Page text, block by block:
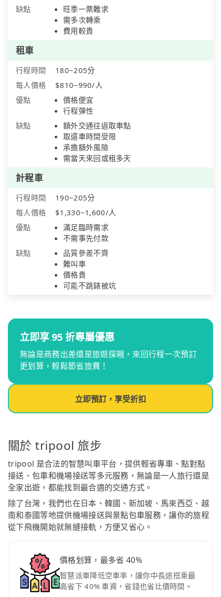
缺點
旺季一票難求
需多次轉乘
費用較貴
租車
行程時間
180~205分
每人價格
$810~990/人
優點
價格便宜
行程彈性
缺點
額外交通往返取車點
取還車時間受限
承擔額外風險
需當天來回或租多天
計程車
行程時間
190~205分
每人價格
$1,330~1,600/人
優點
滿足臨時需求
不需事先付款
缺點
品質參差不齊
難叫車
價格貴
可能不跳錶被坑
立即享 95 折專屬優惠
無論是商務出差還是旅遊探親，來回行程一次預訂
更划算，輕鬆節省旅費！
立即預訂，享受折扣
關於 tripool 旅步
tripool 是合法的智慧叫車平台，提供輕省專車、點對點
接送、包車和機場接送等多元服務，無論是一人旅行還是
全家出遊，都能找到最合適的交通方式。
除了台灣，我們也在日本、韓國、新加坡、馬來西亞、越
南和泰國等地提供機場接送與景點包車服務，讓你的旅程
從下飛機開始就無縫接軌，方便又省心。
價格划算，最多省 40%
智慧派車降低空車率，讓你中長途搭乘最
高省下 40% 車資，省錢也省比價時間。